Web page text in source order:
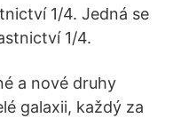
1/4. Jedná se
1/4.
a nové druhy
galaxii, každý za